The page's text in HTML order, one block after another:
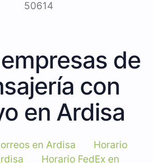
50614
de
con
en Ardisa
en Ardisa
Horario
Horario FedEx en